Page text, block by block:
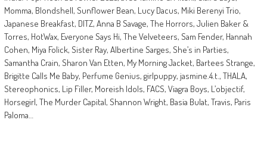
Momma, Blondshell, Sunflower Bean, Lucy Dacus, Miki Berenyi Trio,
Japanese Breakfast, DITZ, Anna B Savage, The Horrors, Julien Baker &
Torres, HotWax, Everyone Says Hi, The Velveteers, Sam Fender, Hannah
Cohen, Miya Folick, Sister Ray, Albertine Sarges, She’s in Parties,
Samantha Crain, Sharon Van Etten, My Morning Jacket, Bartees Strange,
Brigitte Calls Me Baby, Perfume Genius, girlpuppy, jasmine.4.t., THALA,
Stereophonics, Lip Filler, Moreish Idols, FACS, Viagra Boys, L’objectif,
Horsegirl, The Murder Capital, Shannon Wright, Basia Bulat, Travis, Paris
Paloma…